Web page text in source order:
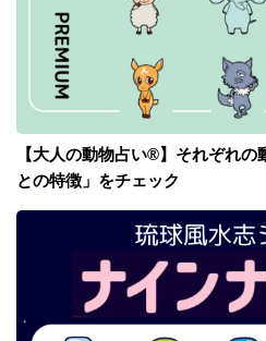
【大人の動物占い®】それぞれ
との特徴」をチェック